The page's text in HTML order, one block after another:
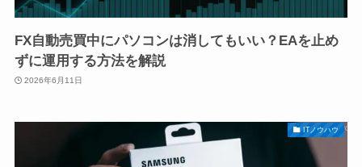
FX自動売買中にパソコンは消してもいい？EAを止め
ずに運用する方法を解説
2026年6月11日
ITノウハウ